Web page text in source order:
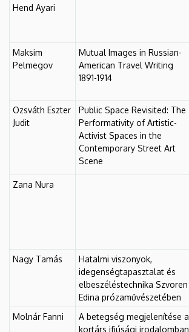
Hend Ayari
Maksim
Pelmegov
Mutual Images in Russian-
American Travel Writing
1891-1914
Ozsváth Eszter
Judit
Public Space Revisited: The
Performativity of Artistic-
Activist Spaces in the
Contemporary Street Art
Scene
Zana Nura
Nagy Tamás
Hatalmi viszonyok,
idegenségtapasztalat és
elbeszéléstechnika Szvoren
Edina prózaművészetében
Molnár Fanni
A betegség megjelenítése a
kortárs ifjúsági irodalomban